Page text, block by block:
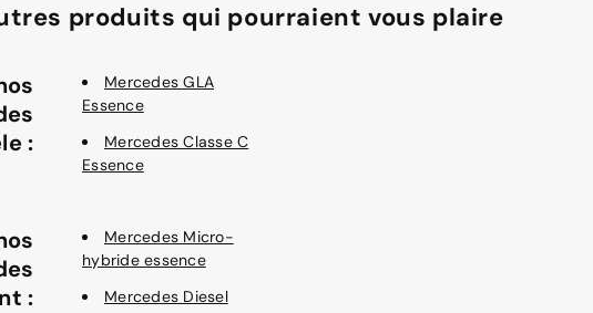
produits qui pourraient vous plaire
:
Mercedes GLA
Essence
Mercedes Classe C
Essence
:
Mercedes Micro-
hybride essence
Mercedes Diesel